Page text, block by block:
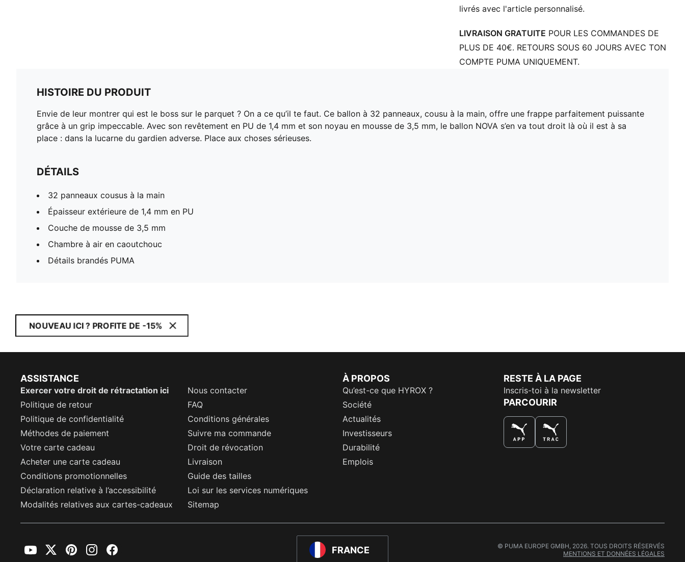
livrés avec l'article personnalisé.
LIVRAISON GRATUITE POUR LES COMMANDES DE
PLUS DE 40€. RETOURS SOUS 60 JOURS AVEC TON
COMPTE PUMA UNIQUEMENT.
HISTOIRE DU PRODUIT
Envie de leur montrer qui est le boss sur le parquet ? On a ce qu’il te faut. Ce ballon à 32 panneaux, cousu à la main, offre une frappe parfaitement puissante
grâce à un grip impeccable. Avec son revêtement en PU de 1,4 mm et son noyau en mousse de 3,5 mm, le ballon NOVA s’en va tout droit là où il est à sa
place : dans la lucarne du gardien adverse. Place aux choses sérieuses.
DÉTAILS
32 panneaux cousus à la main
Épaisseur extérieure de 1,4 mm en PU
Couche de mousse de 3,5 mm
Chambre à air en caoutchouc
Détails brandés PUMA
NOUVEAU ICI ? PROFITE DE -15%
ASSISTANCE
Exercer votre droit de rétractation ici
Nous contacter
Politique de retour
FAQ
Politique de confidentialité
Conditions générales
Méthodes de paiement
Suivre ma commande
Votre carte cadeau
Droit de révocation
Acheter une carte cadeau
Livraison
Conditions promotionnelles
Guide des tailles
Déclaration relative à l’accessibilité
Loi sur les services numériques
Modalités relatives aux cartes-cadeaux
Sitemap
À PROPOS
Qu’est-ce que HYROX ?
Société
Actualités
Investisseurs
Durabilité
Emplois
RESTE À LA PAGE
Inscris-toi à la newsletter
PARCOURIR
FRANCE
YouTubeTwitterPinterestInstagramFacebook
© PUMA EUROPE GMBH, 2026. TOUS DROITS RÉSERVÉS
MENTIONS ET DONNÉES LÉGALES